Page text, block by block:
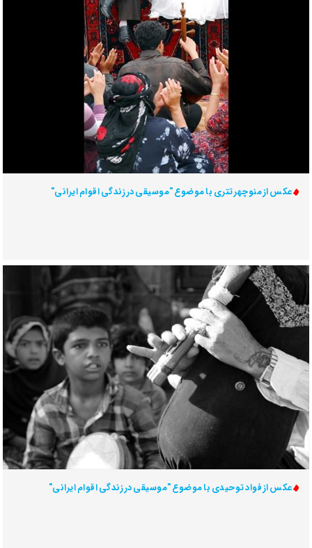
عکس از منوچهر تتری با موضوع "موسیقی در زندگی اقوام ایرانی"
عکس از فواد توحیدی با موضوع "موسیقی در زندگی اقوام ایرانی"